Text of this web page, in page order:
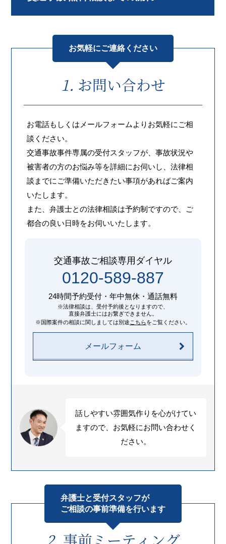
お問い合わせ
お気軽にご連絡ください
お電話もしくはメールフォームよりお気軽にご相
談ください。
交通事故事件専属の受付スタッフが、事故状況や
被害者の方のお悩み等を詳細にお伺いし、法律相
談までにご準備いただきたい事項があればご案内
いたします。
また、弁護士との法律相談は予約制ですので、ご
都合の良い日時をお伺いいたします。
交通事故ご相談専用ダイヤル
0120-589-887
24時間予約受付・ 年中無休・通話無料
※法律相談は、受付予約後となりますので、
直接弁護士にはお繋ぎできません。
※国際案件の相談に関しましては別途 こちらをご覧ください。
メールフォーム
話しやすい雰囲気作りを心がけてい
ますので、お気軽にお問い合わせく
ださい。
事前ミーティング
弁護士と受付スタッフが
ご相談の事前準備を行います